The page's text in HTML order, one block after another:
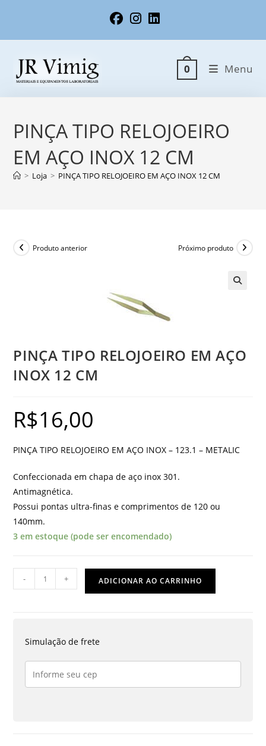
0 Menu
PINÇA TIPO RELOJOEIRO
EM AÇO INOX 12 CM
> Loja > PINÇA TIPO RELOJOEIRO EM AÇO INOX 12 CM
Produto anterior Próximo produto
PINÇA TIPO RELOJOEIRO EM AÇO
INOX 12 CM
R$16,00
PINÇA TIPO RELOJOEIRO EM AÇO INOX – 123.1 – METALIC
Confeccionada em chapa de aço inox 301.
Antimagnética.
Possui pontas ultra-finas e comprimentos de 120 ou
140mm.
3 em estoque (pode ser encomendado)
TIPO
- + ADICIONAR AO CARRINHO
Simulação de frete